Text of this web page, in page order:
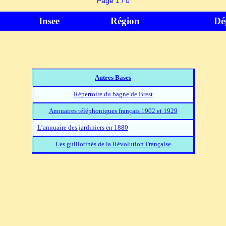
Insee Région
Autres Bases
Répertoire du bagne de Brest
Annuaires téléphoniques français 1902 et 1929
L’annuaire des jardiniers en 1880
Les guillotinés de la Révolution Française